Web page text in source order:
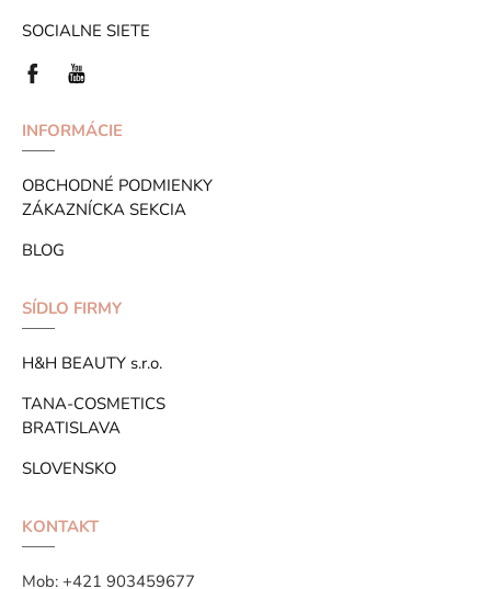
SOCIALNE SIETE
INFORMÁCIE
OBCHODNÉ PODMIENKY
ZÁKAZNÍCKA SEKCIA
BLOG
SÍDLO FIRMY
H&H BEAUTY s.r.o.
TANA-COSMETICS
BRATISLAVA
SLOVENSKO
KONTAKT
Mob: +421 903459677